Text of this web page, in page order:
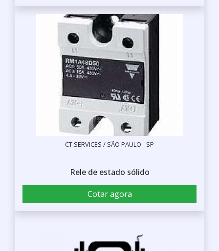
CT SERVICES / SÃO PAULO - SP
Rele de estado sólido
Cotar agora